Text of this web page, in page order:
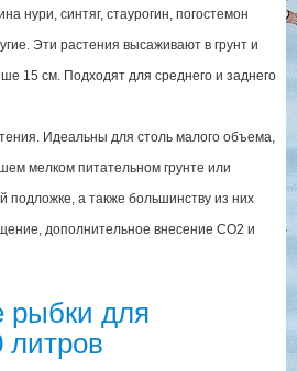
нури, синтяг, стаурогин, погостемон
Эти растения высаживают в грунт и
15 см. Подходят для среднего и заднего
Идеальны для столь малого объема,
мелком питательном грунте или
подложке, а также большинству из них
дополнительное внесение СО2 и
рыбки для
литров